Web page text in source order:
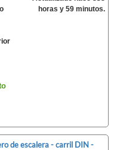
horas y 59 minutos.
de escalera - carril DIN -